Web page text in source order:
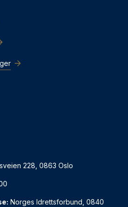
228, 0863 Oslo
Norges Idrettsforbund, 0840